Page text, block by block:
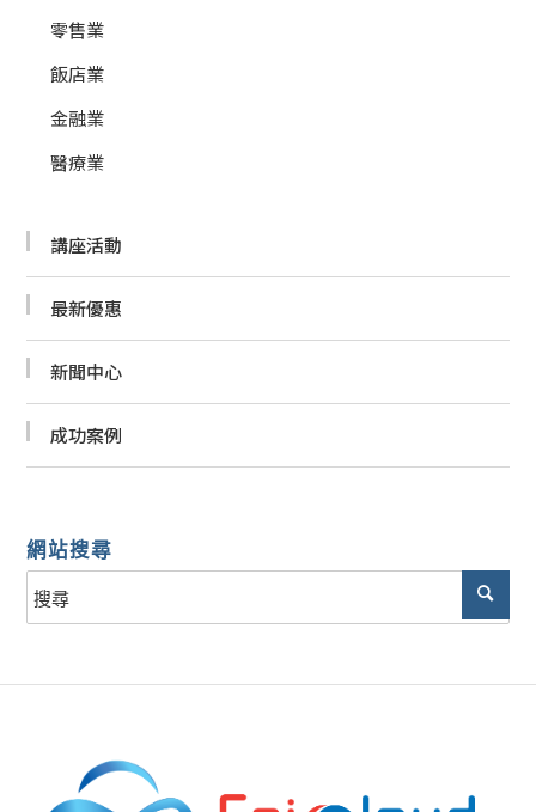
零售業
飯店業
金融業
醫療業
講座活動
最新優惠
新聞中心
成功案例
網站搜尋